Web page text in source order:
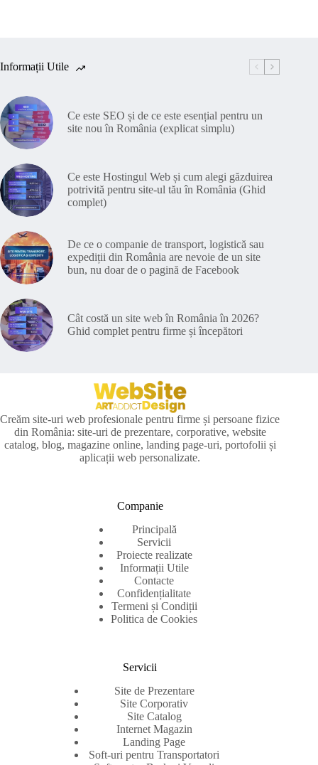
Informații Utile
Ce este SEO și de ce este esențial pentru un
site nou în România (explicat simplu)
Ce este Hostingul Web și cum alegi găzduirea
potrivită pentru site-ul tău în România (Ghid
complet)
De ce o companie de transport, logistică sau
expediții din România are nevoie de un site
bun, nu doar de o pagină de Facebook
Cât costă un site web în România în 2026?
Ghid complet pentru firme și începători
Creăm site-uri web profesionale pentru firme și persoane fizice
din România: site-uri de prezentare, corporative, website
catalog, blog, magazine online, landing page-uri, portofolii și
aplicații web personalizate.
Companie
Principală
Servicii
Proiecte realizate
Informații Utile
Contacte
Confidențialitate
Termeni și Condiții
Politica de Cookies
Servicii
Site de Prezentare
Site Corporativ
Site Catalog
Internet Magazin
Landing Page
Soft-uri pentru Transportatori